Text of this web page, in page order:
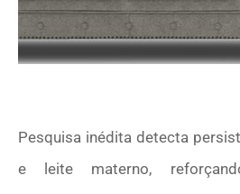
Pesquisa inédita detecta
e leite materno,